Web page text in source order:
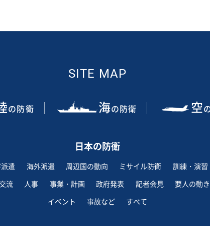
SITE MAP
の防衛 海の防衛 空
日本の防衛
遣 海外派遣 周辺国の動向 ミサイル防衛
訓練・演習
流
人事 事業・計画 政府発表 記者会見
要人の動き
イベント
事故など すべて